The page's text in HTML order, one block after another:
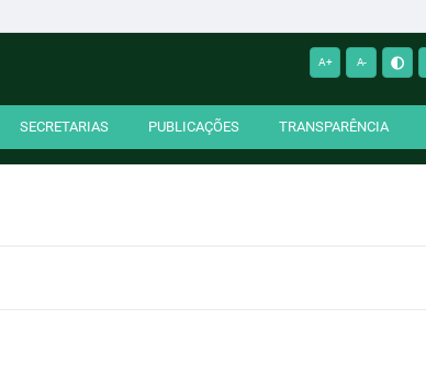
A+ A-
SECRETARIAS PUBLICAÇÕES TRANSPARÊNCIA